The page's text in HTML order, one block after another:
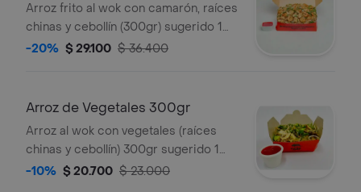
Arroz frito al wok con camarón, raíces
chinas y cebollín (300gr) sugerido 1
persona.
-20% $ 29.100 $ 36.400
Arroz de Vegetales 300gr
Arroz al wok con vegetales (raíces
chinas y cebollín) 300gr sugerido 1
persona.
-10% $ 20.700 $ 23.000